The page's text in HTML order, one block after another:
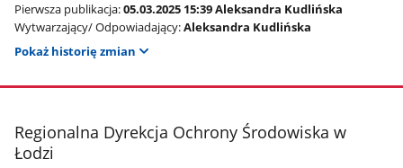
Pierwsza publikacja:05.03.2025 15:39 Aleksandra Kudlińska
Wytwarzający/ Odpowiadający:Aleksandra Kudlińska
Pokaż historię zmian
stopka
Regionalna Dyrekcja Ochrony Środowiska w
Łodzi